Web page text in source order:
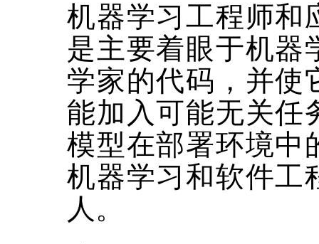
机器学习工程师和
是主要着眼于机器
学家的代码，并使
能加入可能无关任
模型在部署环境中
机器学习和软件工
人。